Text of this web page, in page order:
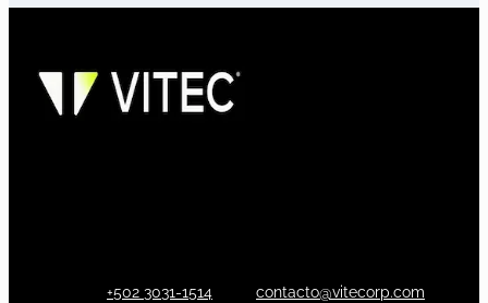
+502 3031-1514 contacto@vitecorp.com